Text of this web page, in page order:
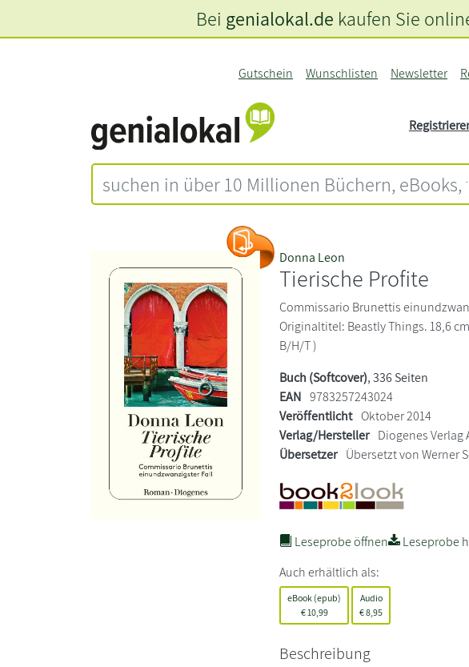
Gutschein Wunschlisten Newsletter
Bei genialokal.de kaufen Sie
Donna Leon
Tierische Profite
Commissario Brunettis
Originaltitel: Beastly Things. 18,6
B/H/T )
Buch (Softcover), 336 Seiten
EAN 9783257243024
Veröffentlicht Oktober 2014
Verlag/Hersteller Diogenes Verlag
Übersetzer Übersetzt von Werner
Leseprobe öffnen
Leseprobe
Auch erhältlich als:
eBook (epub)
€10,99
Audio
€8,95
Beschreibung